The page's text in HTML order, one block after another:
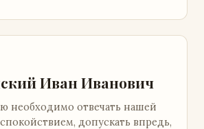
Иван Иванович
необходимо отвечать нашей
допускать впредь,